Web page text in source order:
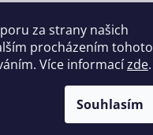
za strany našich
procházením tohoto
Více informacízde.
Souhlasím
lehátko řady Deluxe
Na dotaz